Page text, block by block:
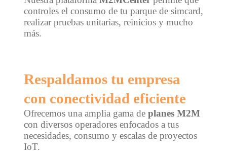
controles el consumo de tu parque de simcard,
realizar pruebas unitarias, reinicios y mucho
más.
Respaldamos tu empresa
con conectividad eficiente
Ofrecemos una amplia gama de planes M2M
con diversos operadores enfocados a tus
necesidades, consumo y escalas de proyectos
IoT.